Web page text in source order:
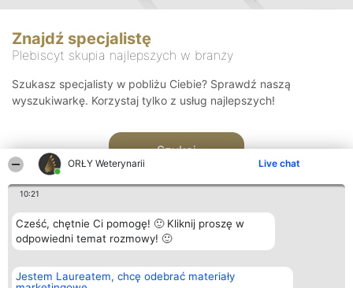
ORŁY Weterynarii Live chat
10:21
Cześć, chętnie Ci pomogę! 🙂 Kliknij proszę w
odpowiedni temat rozmowy! 🙂
Jestem Laureatem, chcę odebrać materiały
Znajdź specjalistę
Plebiscyt skupia najlepszych w branży
Szukasz specjalisty w pobliżu Ciebie? Sprawdź naszą
wyszukiwarkę. Korzystaj tylko z usług najlepszych!
Szukaj
Organizator plebiscytu
Bright Side Solutions sp. z o.
Plebiscyt
Laureaci
Kontakt
Kontakt